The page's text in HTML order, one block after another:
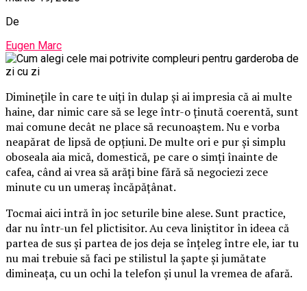
De
Eugen Marc
Diminețile în care te uiți în dulap și ai impresia că ai multe
haine, dar nimic care să se lege într-o ținută coerentă, sunt
mai comune decât ne place să recunoaștem. Nu e vorba
neapărat de lipsă de opțiuni. De multe ori e pur și simplu
oboseala aia mică, domestică, pe care o simți înainte de
cafea, când ai vrea să arăți bine fără să negociezi zece
minute cu un umeraș încăpățânat.
Tocmai aici intră în joc seturile bine alese. Sunt practice,
dar nu într-un fel plictisitor. Au ceva liniștitor în ideea că
partea de sus și partea de jos deja se înțeleg între ele, iar tu
nu mai trebuie să faci pe stilistul la șapte și jumătate
dimineața, cu un ochi la telefon și unul la vremea de afară.